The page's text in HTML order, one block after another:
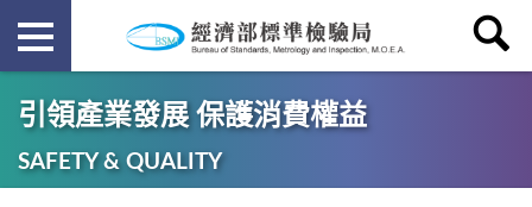
引領產業發展 保護消費權益
SAFETY & QUALITY